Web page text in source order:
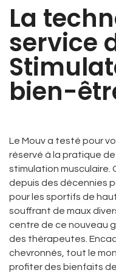
La
service
bien-
Le Mouv a testé pour
réservé à la pratique de
stimulation
depuis des décennies
pour les sportifs de
souffrant de maux
centre de ce nouveau
des thérapeutes.
chevronnés, tout le
profiter des bienfaits de